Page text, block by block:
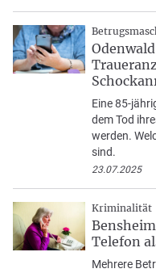
Eine 85-
dem Tod
werden.
sind.
23.07.2025
Kriminalität
Telefon
Mehrere